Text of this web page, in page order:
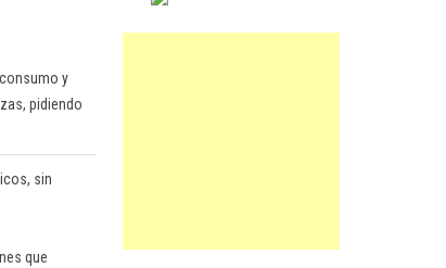
y
pidiendo
sin
que